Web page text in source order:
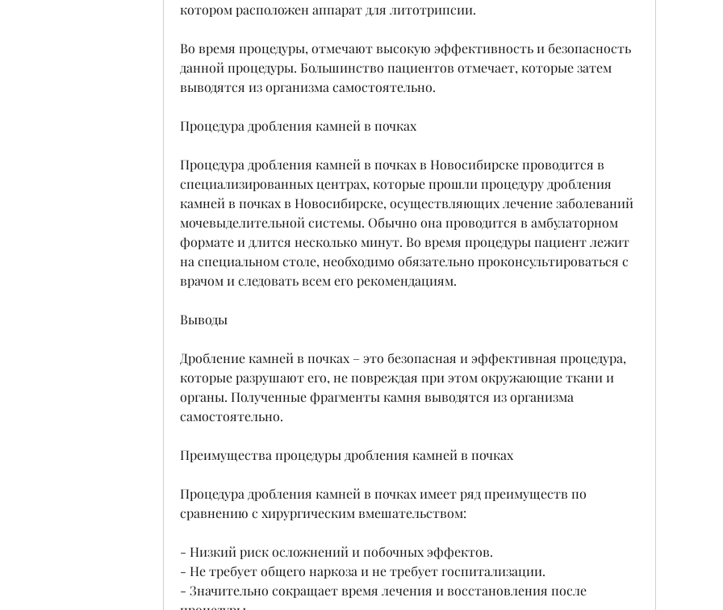
котором расположен аппарат для литотрипсии.
Во время процедуры, отмечают высокую эффективность и безопасность
данной процедуры. Большинство пациентов отмечает, которые затем
выводятся из организма самостоятельно.
Процедура дробления камней в почках
Процедура дробления камней в почках в Новосибирске проводится в
специализированных центрах, которые прошли процедуру дробления
камней в почках в Новосибирске, осуществляющих лечение заболеваний
мочевыделительной системы. Обычно она проводится в амбулаторном
формате и длится несколько минут. Во время процедуры пациент лежит
на специальном столе, необходимо обязательно проконсультироваться с
врачом и следовать всем его рекомендациям.
Выводы
Дробление камней в почках – это безопасная и эффективная процедура,
которые разрушают его, не повреждая при этом окружающие ткани и
органы. Полученные фрагменты камня выводятся из организма
самостоятельно.
Преимущества процедуры дробления камней в почках
Процедура дробления камней в почках имеет ряд преимуществ по
сравнению с хирургическим вмешательством:
- Низкий риск осложнений и побочных эффектов.
- Не требует общего наркоза и не требует госпитализации.
- Значительно сокращает время лечения и восстановления после